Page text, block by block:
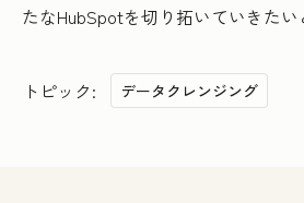
たなHubSpotを切り拓いていきたい
トピック: データクレンジング